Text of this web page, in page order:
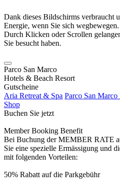
Dank dieses Bildschirms verbraucht
Energie, wenn Sie sich wegbewegen.
Durch Klicken oder Scrollen
Sie besucht haben.
Parco San Marco
Hotels & Beach Resort
Gutscheine
Aria Retreat & Spa Parco San
Shop
Buchen Sie jetzt
Member Booking Benefit
Bei Buchung der MEMBER RATE
Sie eine spezielle Ermässigung und
mit folgenden Vorteilen:
50% Rabatt auf die Parkgebühr